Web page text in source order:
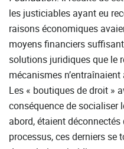
les justiciables ayant eu
raisons économiques
moyens financiers
solutions juridiques que le
mécanismes
Les « boutiques de droit »
conséquence de socialiser
abord, étaient
processus, ces derniers se